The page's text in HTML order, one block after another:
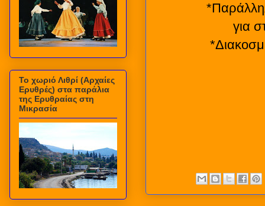
για
Το χωριό Λιθρί (Αρχαίες
Ερυθρές) στα παράλια
της Ερυθραίας στη
Μικρασία